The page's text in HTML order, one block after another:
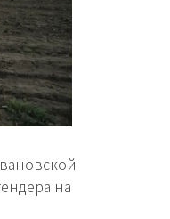
на